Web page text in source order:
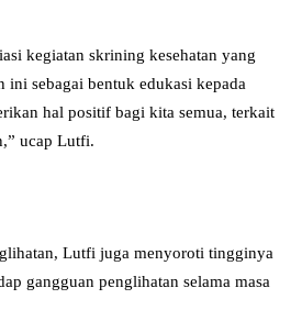
kegiatan skrining kesehatan yang
ini sebagai bentuk edukasi kepada
hal positif bagi kita semua, terkait
ucap Lutfi.
Lutfi juga menyoroti tingginya
gangguan penglihatan selama masa